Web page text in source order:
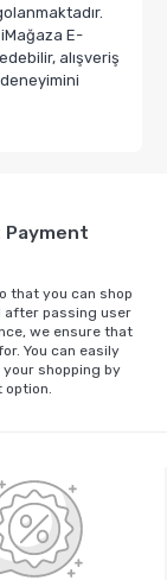
E-
alışveriş
deneyimini
Payment
that you can shop
after passing user
we ensure that
You can easily
shopping by
option.